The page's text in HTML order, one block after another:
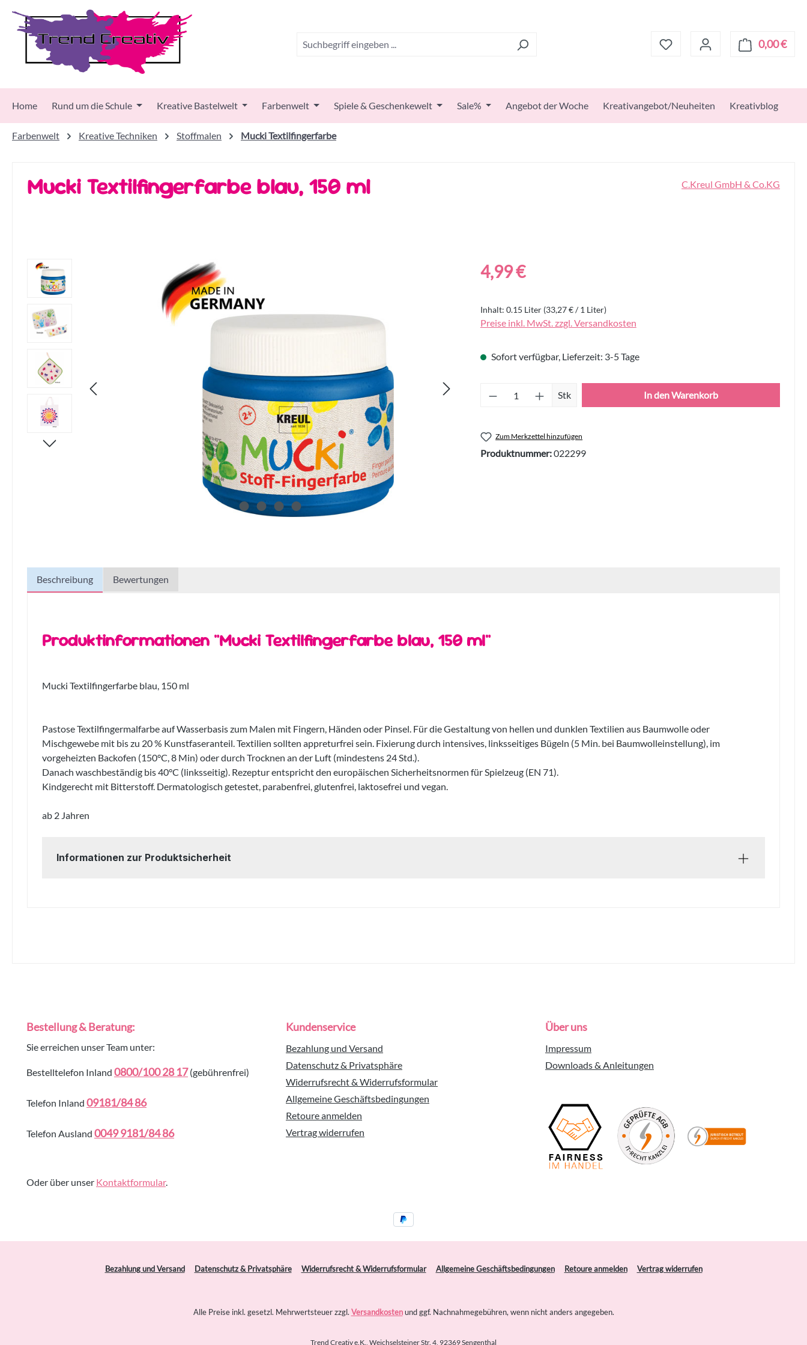
Hauptinhalt springen
Zur Suche springen
Zur Hauptnavigation springen
0,00 €
Home Rund um die Schule Kreative Bastelwelt Farbenwelt Spiele & Geschenkewelt Sale% Angebot der Woche Kreativangebot/Neuheiten Kreativblog
Farbenwelt Kreative Techniken Stoffmalen Mucki Textilfingerfarbe
Mucki Textilfingerfarbe blau, 150 ml C.Kreul GmbH & Co.KG
Bildergalerie überspringen Regulärer Preis:
4,99 €
Inhalt: 0.15 Liter (33,27 € / 1 Liter)
Preise inkl. MwSt. zzgl. Versandkosten
Sofort verfügbar, Lieferzeit: 3-5 Tage
Produkt Anzahl: Gib den gewünschten Wert ein
Stk In den Warenkorb
Zum Merkzettel hinzufügen
Produktnummer:022299
Beschreibung Bewertungen
Produktinformationen "Mucki Textilfingerfarbe blau, 150 ml"
Mucki Textilfingerfarbe blau, 150 ml
Pastose Textilfingermalfarbe auf Wasserbasis zum Malen mit Fingern, Händen oder Pinsel. Für die Gestaltung von hellen und dunklen Textilien aus Baumwolle oder
Mischgewebe mit bis zu 20 % Kunstfaseranteil. Textilien sollten appreturfrei sein. Fixierung durch intensives, linksseitiges Bügeln (5 Min. bei Baumwolleinstellung), im
vorgeheizten Backofen (150°C, 8 Min) oder durch Trocknen an der Luft (mindestens 24 Std.).
Danach waschbeständig bis 40°C (linksseitig). Rezeptur entspricht den europäischen Sicherheitsnormen für Spielzeug (EN 71).
Kindgerecht mit Bitterstoff. Dermatologisch getestet, parabenfrei, glutenfrei, laktosefrei und vegan.
ab 2 Jahren
Informationen zur Produktsicherheit
Bestellung & Beratung:
Sie erreichen unser Team unter:
Bestelltelefon Inland 0800/100 28 17(gebührenfrei)
Telefon Inland 09181/84 86
Telefon Ausland 0049 9181/84 86
Oder über unser Kontaktformular.
Kundenservice
Bezahlung und Versand
Datenschutz & Privatsphäre
Widerrufsrecht & Widerrufsformular
Allgemeine Geschäftsbedingungen
Retoure anmelden
Vertrag widerrufen
Über uns
Impressum
Downloads & Anleitungen
Bezahlung und Versand Datenschutz & Privatsphäre Widerrufsrecht & Widerrufsformular Allgemeine Geschäftsbedingungen Retoure anmelden Vertrag widerrufen
Alle Preise inkl. gesetzl. Mehrwertsteuer zzgl. Versandkostenund ggf. Nachnahmegebühren, wenn nicht anders angegeben.
Trend Creativ e.K., Weichselsteiner Str. 4, 92369 Sengenthal